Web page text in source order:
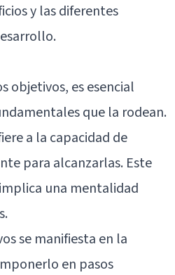
y las diferentes
objetivos, es esencial
que la rodean.
a la capacidad de
para alcanzarlas. Este
una mentalidad
se manifiesta en la
en pasos